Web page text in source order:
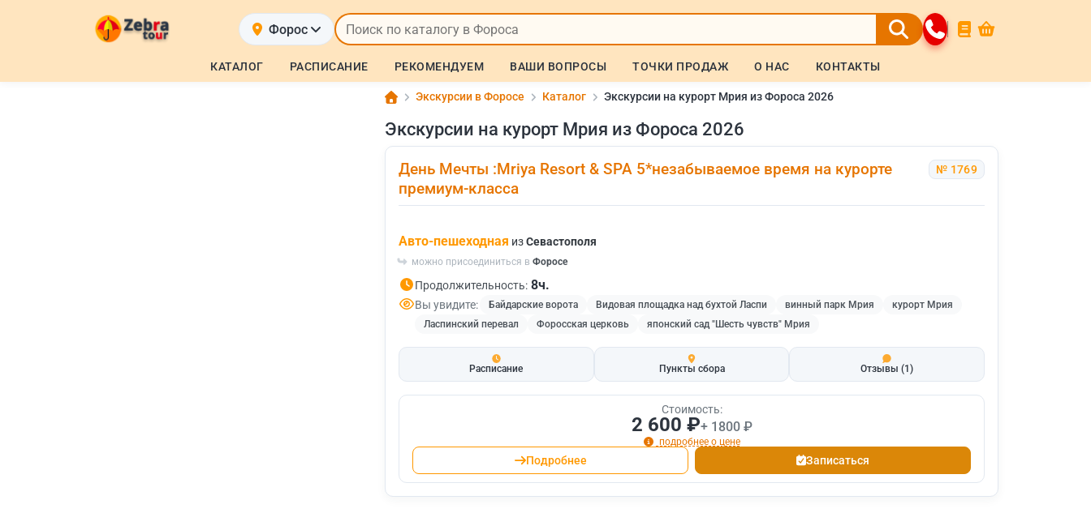
Форос
КАТАЛОГ РАСПИСАНИЕ РЕКОМЕНДУЕМ ВАШИ ВОПРОСЫ ТОЧКИ ПРОДАЖ О НАС КОНТАКТЫ
Экскурсии в Форосе Каталог Экскурсии на курорт Мрия из Фороса 2026
Экскурсии на курорт Мрия из Фороса 2026
День Мечты :Mriya Resort & SPA 5*незабываемое время на курорте
премиум-класса
№ 1769
Авто-пешеходная изСевастополя
можно присоединиться в Форосе
Продолжительность: 8ч.
Вы увидите: Байдарские ворота Видовая площадка над бухтой Ласпи винный парк Мрия
курорт Мрия
Ласпинский перевал
Форосская церковь японский сад "Шесть чувств" Мрия
Расписание Пункты сбора Отзывы(1)
Стоимость:
2 600 ₽+ 1800 ₽
подробнее о цене
Подробнее Записаться